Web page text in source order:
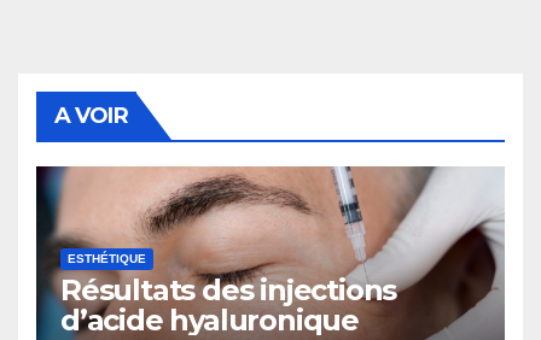
A VOIR
ESTHÉTIQUE
Résultats des injections
d’acide hyaluronique